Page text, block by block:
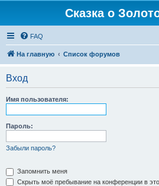
Сказка о
FAQ
На главную Список форумов
Вход
Имя пользователя:
Пароль:
Забыли пароль?
Запомнить меня
Скрыть моё пребывание на конференции в